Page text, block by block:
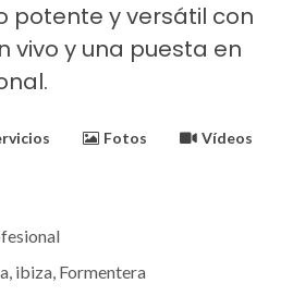
potente y versátil con
vivo y una puesta en
Fotos Vídeos
ibiza, Formentera